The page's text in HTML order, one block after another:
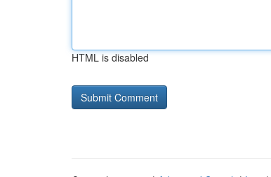
HTML is disabled